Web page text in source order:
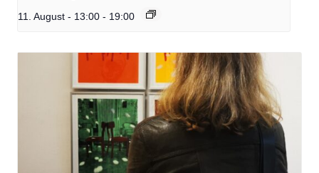
11. August - 13:00 - 19:00